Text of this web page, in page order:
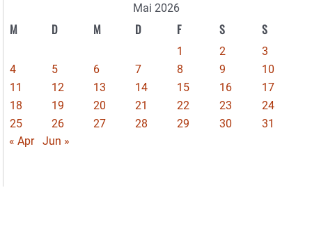
Mai 2026
M D M D F S S
1 2
3
4
5 6 7 8 9
10
11
12 13 14 15 16
17
18
19 20 21 22 23
24
25
26 27 28 29 30
31
« Apr
Jun »